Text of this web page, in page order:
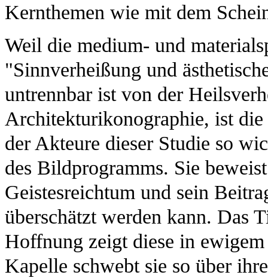
Kernthemen wie mit dem
Weil die medium- und
"Sinnverheißung und
untrennbar ist von der
Architekturikonographie, ist
der Akteure dieser Studie so
des Bildprogramms. Sie
Geistesreichtum und sein
überschätzt werden kann. Das
Hoffnung zeigt diese in
Kapelle schwebt sie so über